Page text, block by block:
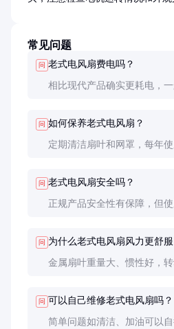
常见问题
问 老式电风扇费电吗？
相比现代产品确实更耗电，
问 如何保养老式电风扇？
定期清洁扇叶和网罩，每年
问 老式电风扇安全吗？
正规产品安全性有保障，但
问 为什么老式电风扇风力更舒服
金属扇叶重量大、惯性好，
问 可以自己维修老式电风扇吗？
简单问题如清洁、加油可以